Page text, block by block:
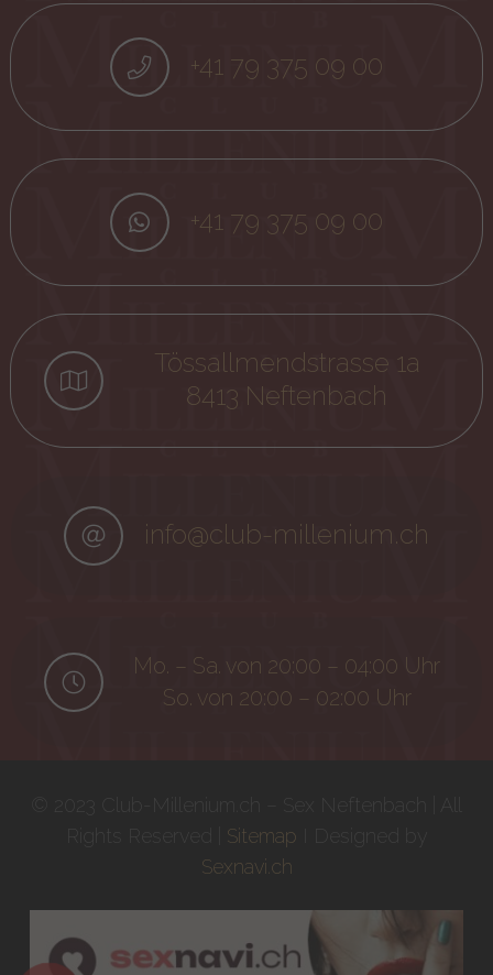
+41 79 375 09 00
+41 79 375 09 00
Tössallmendstrasse 1a
8413 Neftenbach
info@club-millenium.ch
Mo. – Sa. von 20:00 – 04:00 Uhr
So. von 20:00 – 02:00 Uhr
Sitemap
Sexnavi.ch